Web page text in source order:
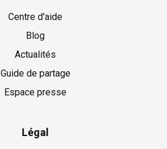
Centre d'aide
Blog
Actualités
Guide de partage
Espace presse
Légal